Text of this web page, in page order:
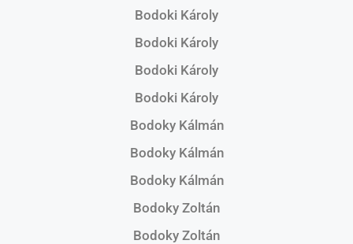
Bodoki Károly
Bodoki Károly
Bodoki Károly
Bodoki Károly
Bodoky Kálmán
Bodoky Kálmán
Bodoky Kálmán
Bodoky Zoltán
Bodoky Zoltán